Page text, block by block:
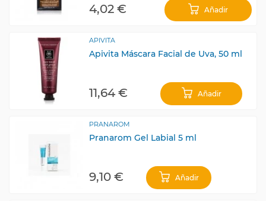
4,02 € Añadir
APIVITA
Apivita Máscara Facial de Uva, 50 ml
11,64 € Añadir
PRANAROM
Pranarom Gel Labial 5 ml
9,10 € Añadir